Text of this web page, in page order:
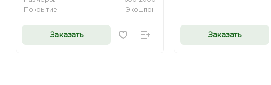
Покрытие:
Экошпон
Заказать Заказать